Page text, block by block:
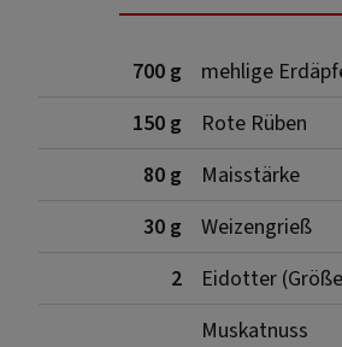
700 g
mehlige
150 g
Rote Rüben
80 g
Maisstärke
30 g
Weizengrieß
2
Eidotter
Muskatnuss